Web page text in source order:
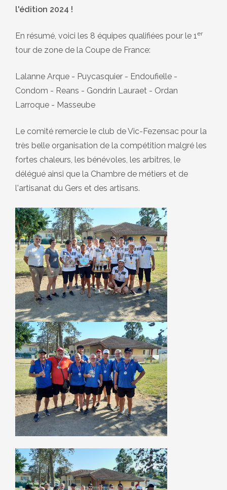
l'édition 2024 !
En résumé, voici les 8 équipes qualifiées pour le 1er
tour de zone de la Coupe de France:
Lalanne Arque - Puycasquier - Endoufielle -
Condom - Reans - Gondrin Lauraet - Ordan
Larroque - Masseube
Le comité remercie le club de Vic-Fezensac pour la
très belle organisation de la compétition malgré les
fortes chaleurs, les bénévoles, les arbitres, le
délégué ainsi que la Chambre de métiers et de
l'artisanat du Gers et des artisans.